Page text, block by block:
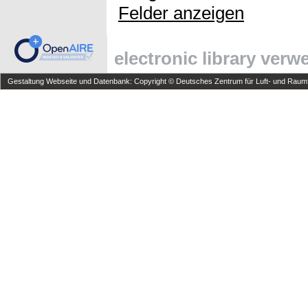
Felder anzeigen
electronic library
Gestaltung Webseite und Datenbank: Copyright © Deutsches Zentrum für Luft- und